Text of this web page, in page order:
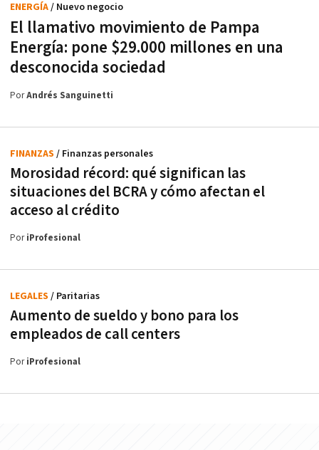
El llamativo movimiento de Pampa
Energía: pone $29.000 millones en una
desconocida sociedad
ENERGÍA/ Nuevo negocio
PorAndrés Sanguinetti
Morosidad récord: qué significan las
situaciones del BCRA y cómo afectan el
acceso al crédito
FINANZAS / Finanzas personales
PoriProfesional
Aumento de sueldo y bono para los
empleados de call centers
LEGALES / Paritarias
PoriProfesional